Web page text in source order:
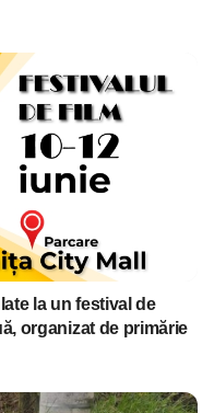
la un festival de
organizat de primărie